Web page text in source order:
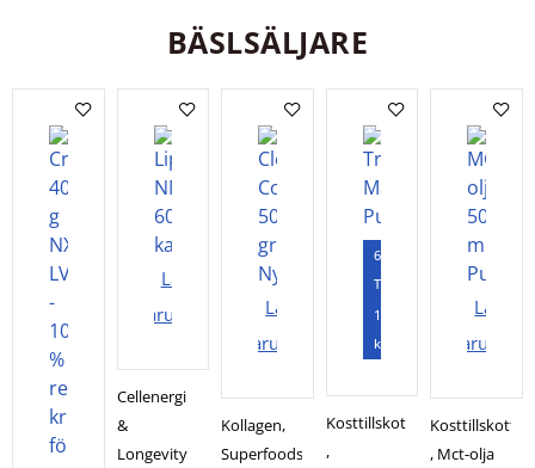
BÄSLSÄLJARE
Lägg i
varukorgen
Cellenergi
&
Longevity
Lägg i
varukorgen
Kollagen,
Superfoods
60
Tabletter
120
kapslar
Kosttillskott
,
Lägg i
Kosttillskott
, Mct-olja